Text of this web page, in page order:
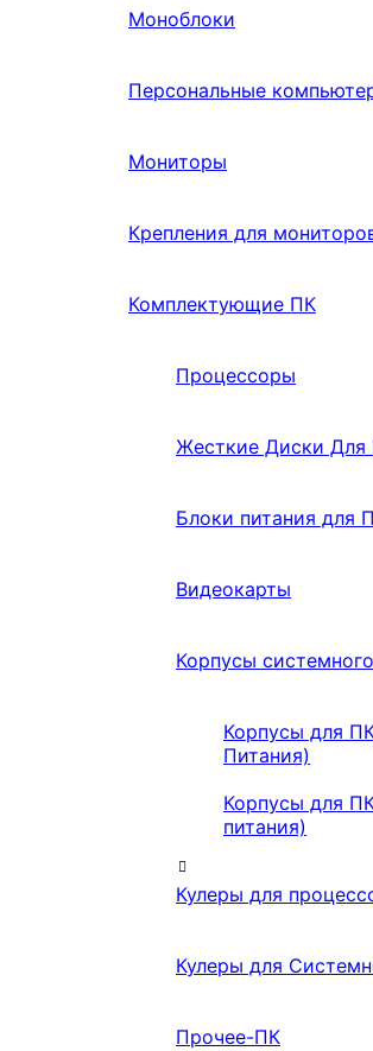
Моноблоки
Персональные
Мониторы
Крепления для
Комплектующие ПК
Процессоры
Жесткие Диски Для
Блоки питания для
Видеокарты
Корпусы
Корпусы для
Питания)
Корпусы для
питания)
Кулеры для
Кулеры для
Прочее-ПК